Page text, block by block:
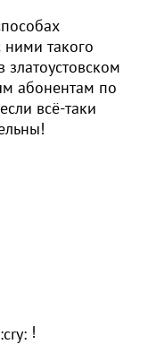
такого
абонентам по
всё-таки
!